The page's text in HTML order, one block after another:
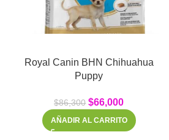
Royal Canin BHN Chihuahua
Puppy
$86,300 $66,000
AÑADIR AL CARRITO